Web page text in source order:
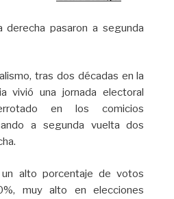
derecha pasaron a segunda
tras dos décadas en la
vivió una jornada electoral
en los comicios
a segunda vuelta dos
alto porcentaje de votos
muy alto en elecciones